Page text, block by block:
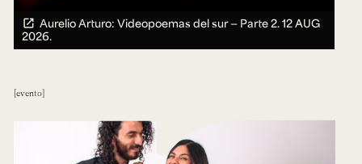
Aurelio Arturo: Videopoemas del sur — Parte 2.12 AUG
2026.
evento